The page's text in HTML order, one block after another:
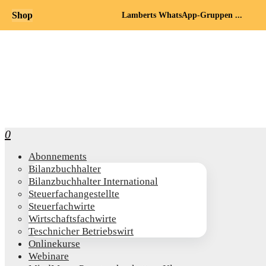
0
Abon­ne­ments
Bilanz­buch­hal­ter
Bilanz­buch­hal­ter International
Steu­er­fach­an­ge­stell­te
Steu­er­fach­wir­te
Wirt­schafts­fach­wir­te
Teschni­cher Betriebswirt
Online­kur­se
Web­i­na­re
Shop Lamberts WhatsApp-Gruppen ...